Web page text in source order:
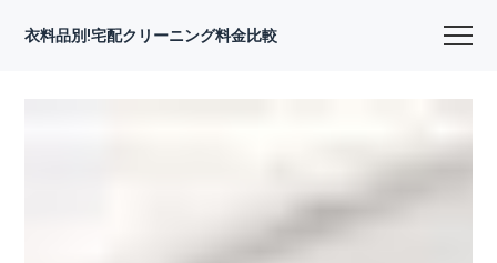
衣料品別!宅配クリーニング料金比較